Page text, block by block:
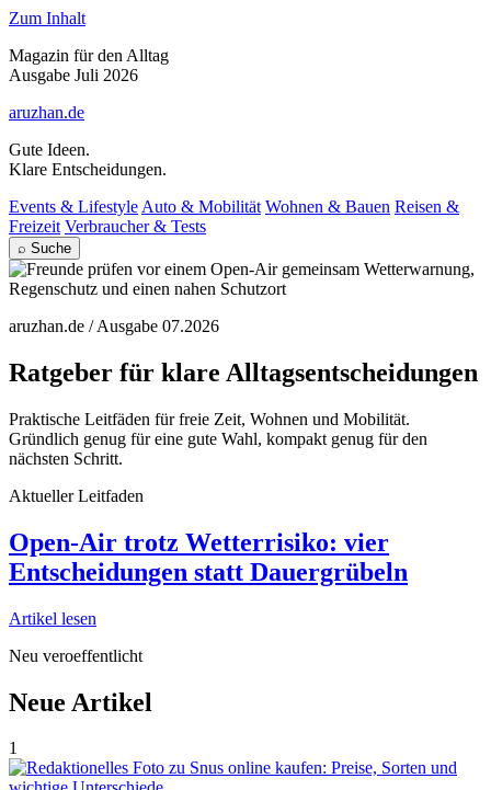
Zum Inhalt
Magazin für den Alltag
Ausgabe Juli 2026
aruzhan.de
Gute Ideen.
Klare Entscheidungen.
Events & Lifestyle Auto & Mobilität Wohnen & Bauen Reisen &
Freizeit Verbraucher & Tests
⌕ Suche
aruzhan.de / Ausgabe 07.2026
Ratgeber für klare Alltagsentscheidungen
Praktische Leitfäden für freie Zeit, Wohnen und Mobilität.
Gründlich genug für eine gute Wahl, kompakt genug für den
nächsten Schritt.
Aktueller Leitfaden
Open-Air trotz Wetterrisiko: vier
Entscheidungen statt Dauergrübeln
Artikel lesen
Neu veroeffentlicht
Neue Artikel
1